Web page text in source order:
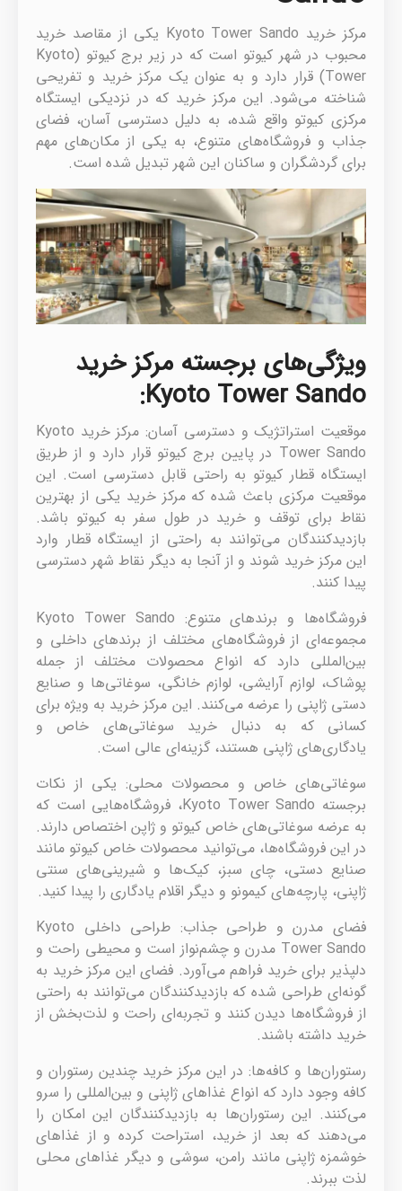
مرکز خرید Kyoto Tower Sando یکی از مقاصد خرید
محبوب در شهر کیوتو است که در زیر برج کیوتو (Kyoto
Tower) قرار دارد و به عنوان یک مرکز خرید و تفریحی
شناخته می‌شود. این مرکز خرید که در نزدیکی ایستگاه
مرکزی کیوتو واقع شده، به دلیل دسترسی آسان، فضای
جذاب و فروشگاه‌های متنوع، به یکی از مکان‌های مهم
برای گردشگران و ساکنان این شهر تبدیل شده است.
ویژگی‌های برجسته مرکز خرید
Kyoto Tower Sando:
موقعیت استراتژیک و دسترسی آسان: مرکز خرید Kyoto
Tower Sando در پایین برج کیوتو قرار دارد و از طریق
ایستگاه قطار کیوتو به راحتی قابل دسترسی است. این
موقعیت مرکزی باعث شده که مرکز خرید یکی از بهترین
نقاط برای توقف و خرید در طول سفر به کیوتو باشد.
بازدیدکنندگان می‌توانند به راحتی از ایستگاه قطار وارد
این مرکز خرید شوند و از آنجا به دیگر نقاط شهر دسترسی
پیدا کنند.
فروشگاه‌ها و برندهای متنوع: Kyoto Tower Sando
مجموعه‌ای از فروشگاه‌های مختلف از برندهای داخلی و
بین‌المللی دارد که انواع محصولات مختلف از جمله
پوشاک، لوازم آرایشی، لوازم خانگی، سوغاتی‌ها و صنایع
دستی ژاپنی را عرضه می‌کنند. این مرکز خرید به ویژه برای
کسانی که به دنبال خرید سوغاتی‌های خاص و
یادگاری‌های ژاپنی هستند، گزینه‌ای عالی است.
سوغاتی‌های خاص و محصولات محلی: یکی از نکات
برجسته Kyoto Tower Sando، فروشگاه‌هایی است که
به عرضه سوغاتی‌های خاص کیوتو و ژاپن اختصاص دارند.
در این فروشگاه‌ها، می‌توانید محصولات خاص کیوتو مانند
صنایع دستی، چای سبز، کیک‌ها و شیرینی‌های سنتی
ژاپنی، پارچه‌های کیمونو و دیگر اقلام یادگاری را پیدا کنید.
فضای مدرن و طراحی جذاب: طراحی داخلی Kyoto
Tower Sando مدرن و چشم‌نواز است و محیطی راحت و
دلپذیر برای خرید فراهم می‌آورد. فضای این مرکز خرید به
گونه‌ای طراحی شده که بازدیدکنندگان می‌توانند به راحتی
از فروشگاه‌ها دیدن کنند و تجربه‌ای راحت و لذت‌بخش از
خرید داشته باشند.
رستوران‌ها و کافه‌ها: در این مرکز خرید چندین رستوران و
کافه وجود دارد که انواع غذاهای ژاپنی و بین‌المللی را سرو
می‌کنند. این رستوران‌ها به بازدیدکنندگان این امکان را
می‌دهند که بعد از خرید، استراحت کرده و از غذاهای
خوشمزه ژاپنی مانند رامن، سوشی و دیگر غذاهای محلی
لذت ببرند.